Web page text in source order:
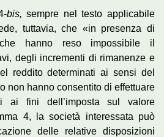
bis,sempre nel testo applicabile
tuttavia, che «in presenza di
hanno reso impossibile il
degli incrementi di rimanenze e
reddito determinati ai sensi del
non hanno consentito di effettuare
ai fini dell’imposta sul valore
4, la società interessata può
delle relative disposizioni